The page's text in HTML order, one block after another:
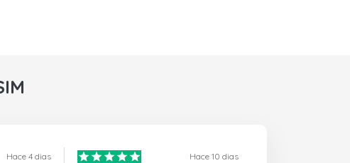
Hace 4 dias Hace 10 dias